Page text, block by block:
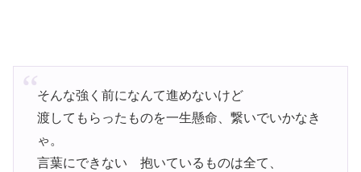
そんな強く前になんて進めないけど
渡してもらったものを一生懸命、繋いでいかなき
ゃ。
言葉にできない 抱いているものは全て、